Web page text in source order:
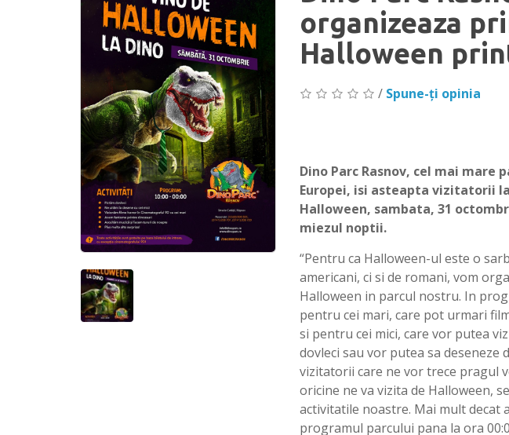
organizeaza
Halloween
/ Spune-ţi opinia
Dino Parc Rasnov, cel mai mare
Europei, isi asteapta vizitatorii
Halloween, sambata, 31
miezul noptii.
“Pentru ca Halloween-ul este o
americani, ci si de romani, vom
Halloween in parcul nostru. In
pentru cei mari, care pot urmari
si pentru cei mici, care vor putea
dovleci sau vor putea sa
vizitatorii care ne vor trece pragul
oricine ne va vizita de Halloween,
activitatile noastre. Mai mult decat
programul parcului pana la ora